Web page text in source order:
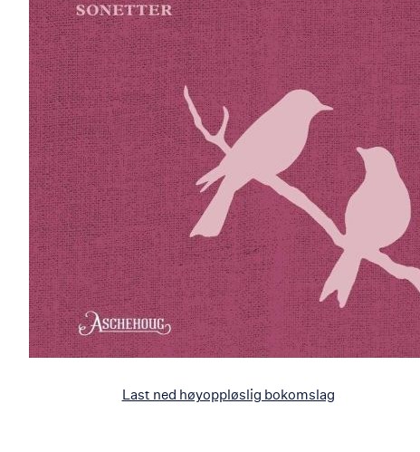
Last ned høyoppløslig bokomslag